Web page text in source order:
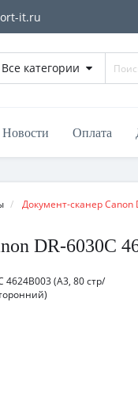
it.ru
Все категории
Новости Оплата
Документ-сканер Canon
DR-6030С